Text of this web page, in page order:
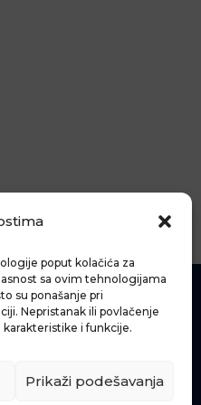
poput kolačića za
sa ovim tehnologijama
su ponašanje pri
Nepristanak ili povlačenje
i funkcije.
Prikaži podešavanja